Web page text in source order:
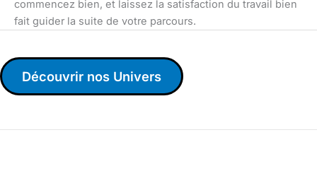
commencez bien, et laissez la satisfaction du travail bien
fait guider la suite de votre parcours.
Découvrir nos Univers